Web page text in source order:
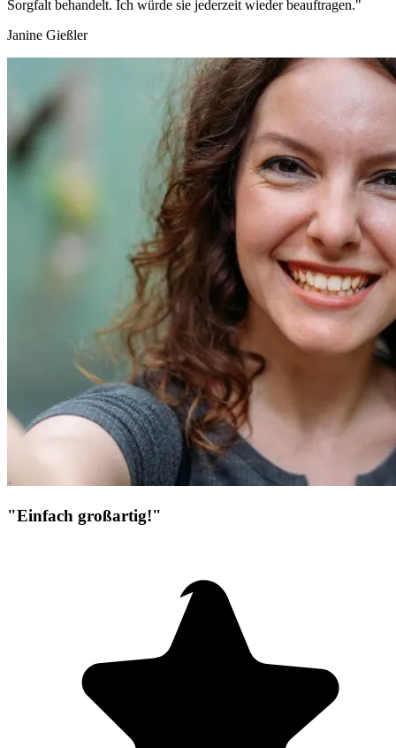
Sorgfalt behandelt. Ich würde sie jederzeit wieder beauftragen."
Janine Gießler
"Einfach großartig!"